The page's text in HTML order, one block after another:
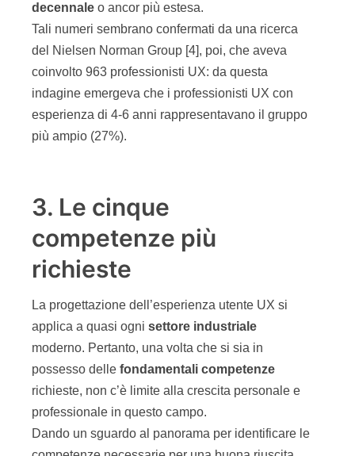
decennale o ancor più estesa.
Tali numeri sembrano confermati da una ricerca
del Nielsen Norman Group [4], poi, che aveva
coinvolto 963 professionisti UX: da questa
indagine emergeva che i professionisti UX con
esperienza di 4-6 anni rappresentavano il gruppo
più ampio (27%).
3. Le cinque
competenze più
richieste
La progettazione dell’esperienza utente UX si
applica a quasi ogni settore industriale
moderno. Pertanto, una volta che si sia in
possesso delle fondamentali competenze
richieste, non c’è limite alla crescita personale e
professionale in questo campo.
Dando un sguardo al panorama per identificare le